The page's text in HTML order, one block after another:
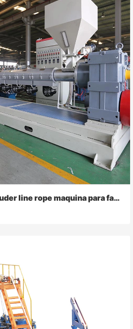
polypropylene extruder line rope maquina para fabricar raffia